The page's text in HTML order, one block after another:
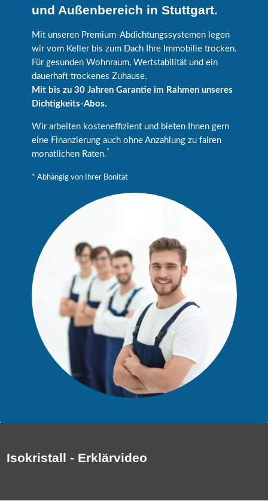
und Außenbereich in Stuttgart.
Mit unseren Premium-Abdichtungssystemen legen
wir vom Keller bis zum Dach Ihre Immobilie trocken.
Für gesunden Wohnraum, Wertstabilität und ein
dauerhaft trockenes Zuhause.
Mit bis zu 30 Jahren Garantie im Rahmen unseres
Dichtigkeits-Abos.
Wir arbeiten kosteneffizient und bieten Ihnen gern
eine Finanzierung auch ohne Anzahlung zu fairen
monatlichen Raten.*
* Abhängig von Ihrer Bonität
Isokristall - Erklärvideo